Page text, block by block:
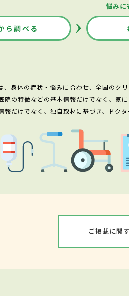
悩みに
ら調べる
、身体の症状・悩みに合わせ、全国のク
の特徴などの基本情報だけでなく、気
報だけでなく、独自取材に基づき、ドク
ご掲載に関